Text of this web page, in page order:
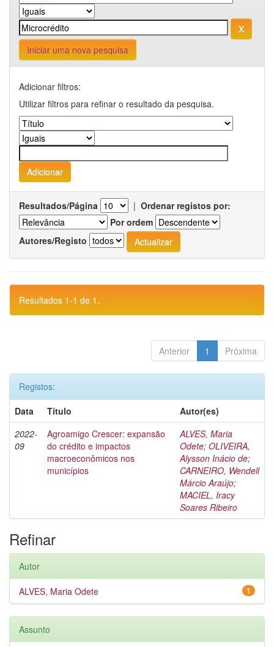
Iniciar uma nova pesquisa
Adicionar filtros:
Utilizar filtros para refinar o resultado da pesquisa.
Resultados/Página | Ordenar registos por:
Por ordem
Autores/Registo
Resultados 1-1 de 1.
Anterior 1 Próxima
Registos:
Data
Título
Autor(es)
2022-
09
Agroamigo Crescer: expansão
do crédito e impactos
macroeconômicos nos
municípios
ALVES, Maria
Odete; OLIVEIRA,
Alysson Inácio de;
CARNEIRO, Wendell
Márcio Araújo;
MACIEL, Iracy
Soares Ribeiro
Refinar
Autor
1
ALVES, Maria Odete
Assunto